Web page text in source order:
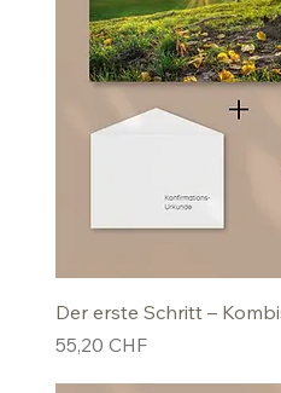
Der erste Schritt –
Preis
55,20 CHF